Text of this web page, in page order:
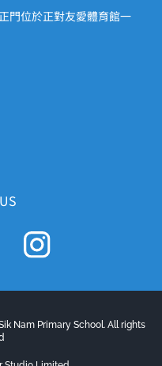
門位於正對友愛體育館一
Nam Primary School. All rights